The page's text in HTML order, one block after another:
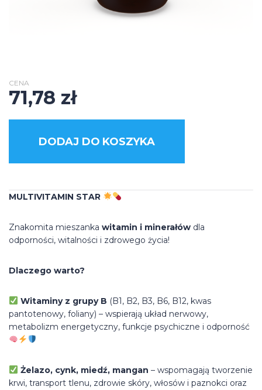
CENA
71,78 zł
DODAJ DO KOSZYKA
MULTIVITAMIN STAR
Znakomita mieszanka witamin i minerałów dla
odporności, witalności i zdrowego życia!
Dlaczego warto?
Witaminy z grupy B (B1, B2, B3, B6, B12, kwas
pantotenowy, foliany) – wspierają układ nerwowy,
metabolizm energetyczny, funkcje psychiczne i odporność
Żelazo, cynk, miedź, mangan – wspomagają tworzenie
krwi, transport tlenu, zdrowie skóry, włosów i paznokci oraz